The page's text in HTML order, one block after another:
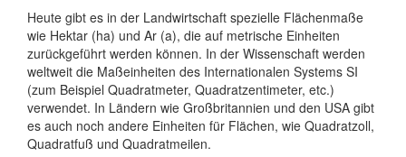
Heute gibt es in der Landwirtschaft spezielle Flächenmaße
wie Hektar (ha) und Ar (a), die auf metrische Einheiten
zurückgeführt werden können. In der Wissenschaft werden
weltweit die Maßeinheiten des Internationalen Systems SI
(zum Beispiel Quadratmeter, Quadratzentimeter, etc.)
verwendet. In Ländern wie Großbritannien und den USA gibt
es auch noch andere Einheiten für Flächen, wie Quadratzoll,
Quadratfuß und Quadratmeilen.